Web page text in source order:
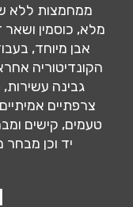
ממחמצות ללא
מלא, כוסמין
אבן מיוחד,
הקונדיטוריה
גבינה עשירות,
צרפתיים
טעמים, קישים
יד וכן מבחר